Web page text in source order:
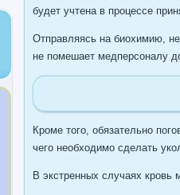
будет учтена в процессе
Отправляясь на биохимию,
не помешает медперсоналу
Кроме того, обязательно
чего необходимо сделать
В экстренных случаях кровь